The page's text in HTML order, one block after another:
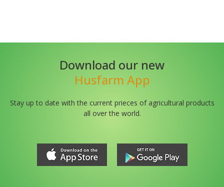
Download our new
Husfarm App
Stay up to date with the current prieces of agricultural products
all over the world.